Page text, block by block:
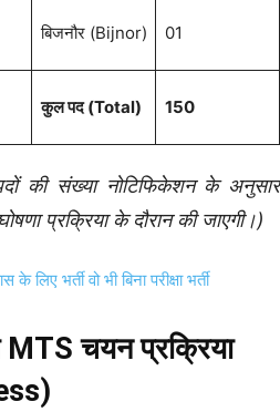
बिजनौर (Bijnor) 01
कुल पद (Total) 150
की संख्या नोटिफिकेशन के अनुसार
प्रक्रिया के दौरान की जाएगी।)
लिए भर्ती वो भी बिना परीक्षा भर्ती
MTS चयन प्रक्रिया